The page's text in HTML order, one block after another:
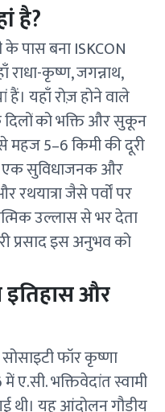
है?
पास बना ISKCON
राधा-कृष्ण, जगन्नाथ,
हैं। यहाँ रोज़ होने वाले
दिलों को भक्ति और सुकून
5–6 किमी की दूरी
एक सुविधाजनक और
रथयात्रा जैसे पर्वों पर
उल्लास से भर देता
प्रसाद इस अनुभव को
और
फॉर कृष्णा
ए.सी. भक्तिवेदांत स्वामी
थी। यह आंदोलन गौड़ीय